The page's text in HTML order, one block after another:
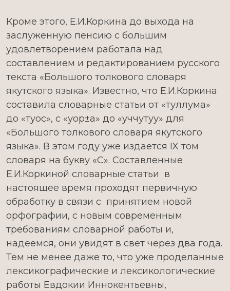
Кроме этого, Е.И.Коркина до выхода на
заслуженную пенсию с большим
удовлетворением работала над
составлением и редактированием русского
текста «Большого толкового словаря
якутского языка». Известно, что Е.И.Коркина
составила словарные статьи от «туллума»
до «туос», с «уор±а» до «уччутуу» для
«Большого толкового словаря якутского
языка». В этом году уже издается IX том
словаря на букву «С». Составленные
Е.И.Коркиной словарные статьи в
настоящее время проходят первичную
обработку в связи с принятием новой
орфографии, с новым современным
требованиям словарной работы и,
надеемся, они увидят в свет через два года.
Тем не менее даже то, что уже проделанные
лексикографические и лексикологические
работы Евдокии Иннокентьевны,